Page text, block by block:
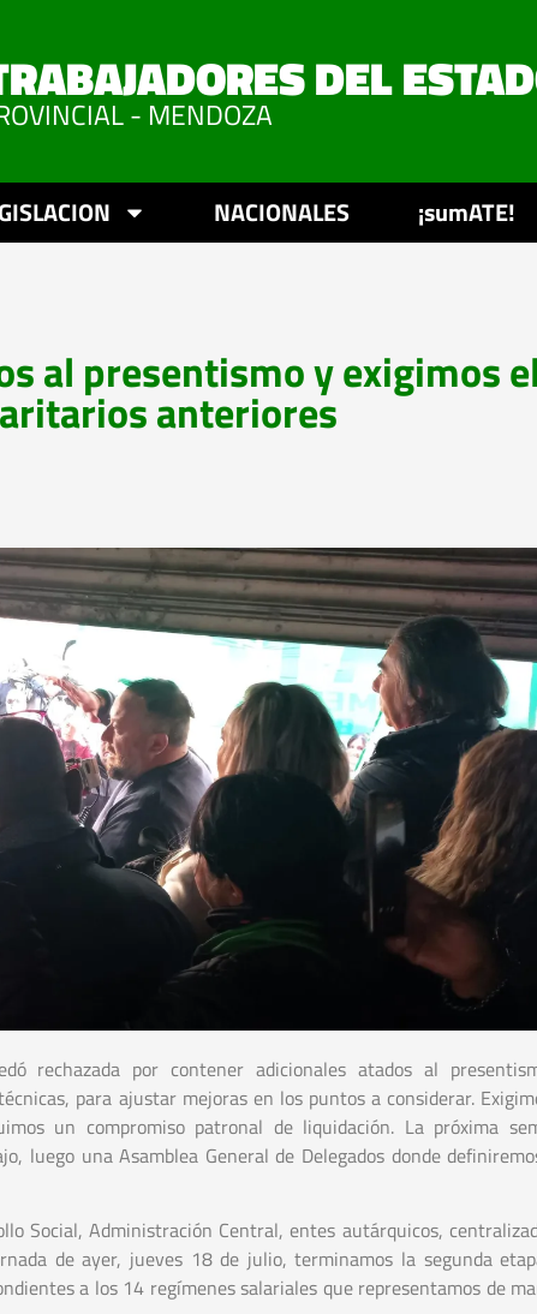
DEL
- MENDOZA
NACIONALES ¡sumATE!
al presentismo y exigimos el
anteriores
rechazada por contener adicionales atados al
para ajustar mejoras en los puntos a considerar.
un compromiso patronal de liquidación. La próxima
luego una Asamblea General de Delegados donde
Social, Administración Central, entes autárquicos,
de ayer, jueves 18 de julio, terminamos la segunda
a los 14 regímenes salariales que representamos de